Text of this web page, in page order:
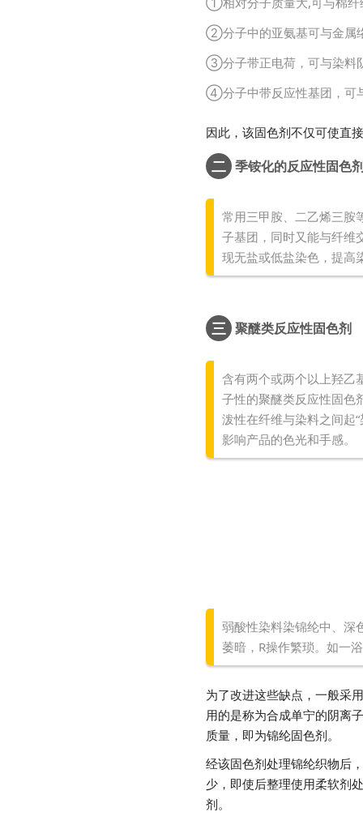
②分子中的亚氨基可与金属
③分子带正电荷，可与染料
④分子中带反应性基团，可
因此，该固色剂不仅可使直
二 季铵化的反应性固色
常用三甲胺、二乙烯三胺
子基团，同时又能与纤维
现无盐或低盐染色，提高
三 聚醚类反应性固色剂
含有两个或两个以上羟乙
子性的聚醚类反应性固色
泼性在纤维与染料之间起
影响产品的色光和手感。
弱酸性染料染锦纶中、深
萎暗，R操作繁琐。如一
为了改进这些缺点，一般采
用的是称为合成单宁的阴离
质量，即为锦纶固色剂。
经该固色剂处理锦纶织物后
少，即使后整理使用柔软剂
剂。